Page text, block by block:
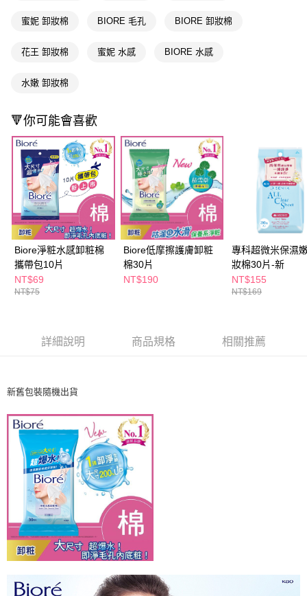
２．訂單成立數日內，您將收到繳費通知簡訊。
※ 請注意：結帳手續完成當下不需立刻繳費，但若您需要取消訂單，請聯絡
後付繳納相關費用。
客戶支援中心」https://netprotections.freshdesk.com/support/home
【注意事項】
１．透過由恩沛科技股份有限公司提供之「AFTEE先享後付」服務完成之交
易，需依本服務之必要範圍內提供個人資料，並將交易相關給付款項請求債
權轉讓予恩沛科技股份有限公司。
２．關於個人資料處理事宜，請瀏覽以下網址：
https://aftee.tw/terms/#terms3
３．未成年的使用者請事先徵得法定代理人或監護人之同意方可使用
「AFTEE先享後付」，若未經同意申辦者引起之損失，本公司不負相關責
任。
４．使用「AFTEE先享後付」時，將依據個別帳號之用戶狀況，依本公司即
時審查核予不同之上限額度；若仍有額度不足之情形，本公司將視審查結果
請求用戶進行身份認證。
５．嚴禁一人註冊多個帳號或使用他人資訊註冊。若發現惡意使用之情形，
每筆NT$65，滿NT$390(含以上)免運費
萊爾富取貨付款
7-11取貨付款
每筆NT$65，滿NT$490(含以上)免運費
付款後7-11取貨
每筆NT$65，滿NT$490(含以上)免運費
宅配(本島)
每筆NT$100，滿NT$790(含以上)免運費
付款後寶雅門市自取(由倉庫統一出貨)
每筆NT$80，滿NT$290(含以上)免運費
蜜妮 卸妝棉 BIORE 毛孔 BIORE 卸妝棉
花王 卸妝棉 蜜妮 水感 BIORE 水感
水嫩 卸妝棉
🔻你可能會喜歡
Biore淨粧水感卸粧棉
攜帶包10片
NT$69
NT$75
Biore低摩擦護膚卸粧
棉30片
NT$190
專科超微米保濕
妝棉30片-新
NT$155
NT$169
詳細說明 商品規格 相關推薦
新舊包裝隨機出貨